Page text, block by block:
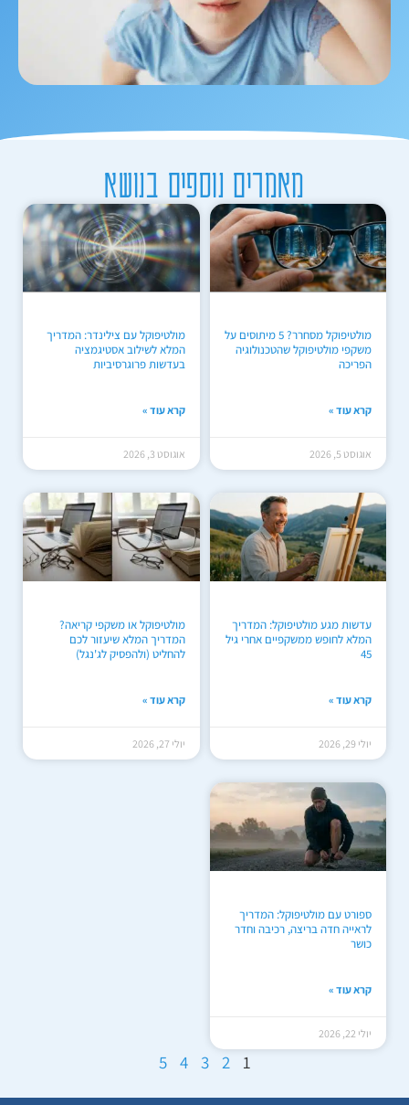
מאמרים נוספים בנושא
מולטיפוקל מסחרר? 5 מיתוסים על
משקפי מולטיפוקל שהטכנולוגיה
הפריכה
קרא עוד »
אוגוסט 5, 2026
מולטיפוקל עם צילינדר: המדריך
המלא לשילוב אסטיגמציה
בעדשות פרוגרסיביות
קרא עוד »
אוגוסט 3, 2026
עדשות מגע מולטיפוקל: המדריך
המלא לחופש ממשקפיים אחרי גיל
45
קרא עוד »
יולי 29, 2026
מולטיפוקל או משקפי קריאה?
המדריך המלא שיעזור לכם
להחליט (ולהפסיק לג'נגל)
קרא עוד »
יולי 27, 2026
ספורט עם מולטיפוקל: המדריך
לראייה חדה בריצה, רכיבה וחדר
כושר
קרא עוד »
יולי 22, 2026
1
2
3
4
5